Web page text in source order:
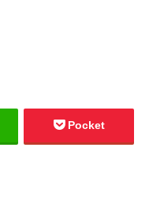
Pocket